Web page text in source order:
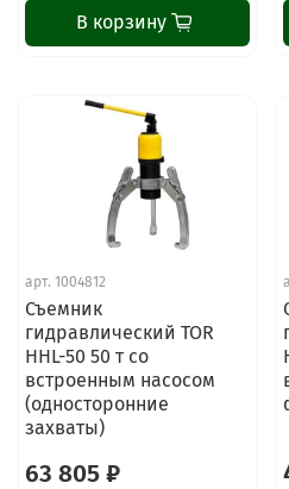
В корзину
арт. 1004812
Съемник
гидравлический TOR
HHL-50 50 т со
встроенным насосом
(односторонние
захваты)
63 805 ₽